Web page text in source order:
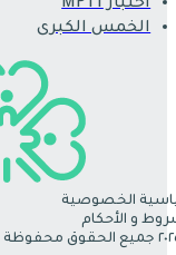
اختبار MPTI
الخمس الكبرى
الخصوصية
و الأحكام